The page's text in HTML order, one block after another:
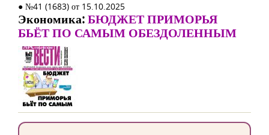
● №41 (1683) от 15.10.2025
Экономика:БЮДЖЕТ ПРИМОРЬЯ
БЬЁТ ПО САМЫМ ОБЕЗДОЛЕННЫМ